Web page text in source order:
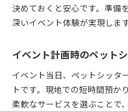
決めておくと安心です。準備
深いイベント体験が実現します
イベント計画時のペット
イベント当日、ペットシッタ
トです。現地での短時間預か
柔軟なサービスを選ぶことで